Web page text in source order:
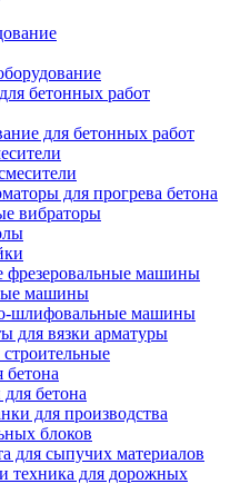
бетонных работ
для бетонных работ
для прогрева бетона
вибраторы
фрезеровальные машины
машины
шлифовальные машины
для вязки арматуры
бетона
бетона
для производства
блоков
для сыпучих материалов
техника для дорожных